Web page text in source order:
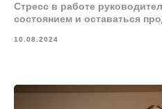
Стресс в работе
состоянием и оставаться
10.08.2024